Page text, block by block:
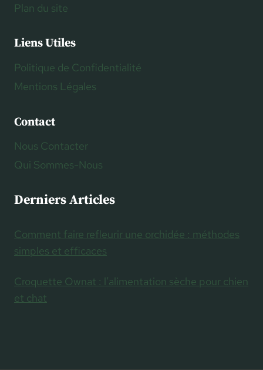
Plan du site
Liens Utiles
Politique de Confidentialité
Mentions Légales
Contact
Nous Contacter
Qui Sommes-Nous
Derniers Articles
Comment faire refleurir une orchidée : méthodes
simples et efficaces
Croquette Ownat : l’alimentation sèche pour chien
et chat